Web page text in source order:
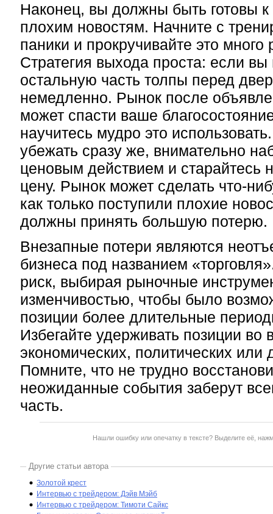
Наконец, вы должны быть готовы
плохим новостям. Начните с
паники и прокручивайте это много
Стратегия выхода проста: если
остальную часть толпы перед
немедленно. Рынок после
может спасти ваше
научитесь мудро это
убежать сразу же, внимательно
ценовым действием и старайтесь
цену. Рынок может сделать что-
как только поступили плохие
должны принять большую потерю.
Внезапные потери являются
бизнеса под названием
риск, выбирая рыночные
изменчивостью, чтобы было
позиции более длительные
Избегайте удерживать позиции
экономических, политических или
Помните, что не трудно
неожиданные события заберут
часть.
Нашли ошибку или опечатку в тексте? Выделите её,
Другие статьи автора
Золотой крест
Интервью с трейдером: Дэйв Мэйб
Интервью с трейдером: Тимоти Сайкс